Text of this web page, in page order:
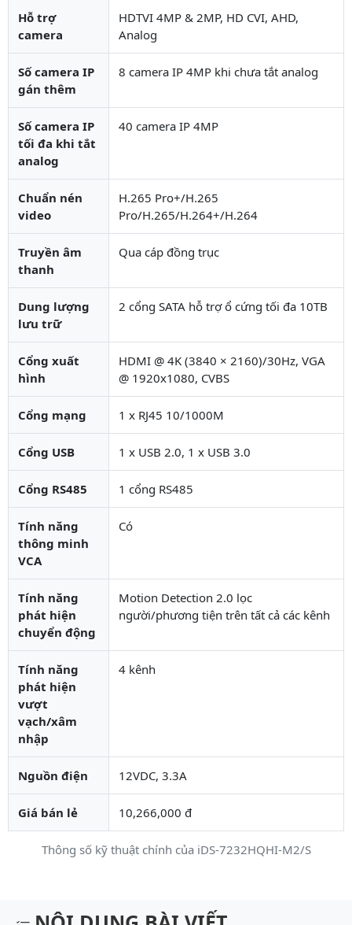
Thông số kỹ thuật chính của iDS-7232HQHI-M2/S
Hỗ trợ
camera
HDTVI 4MP & 2MP, HD CVI, AHD,
Analog
Số camera IP
gán thêm
8 camera IP 4MP khi chưa tắt analog
Số camera IP
tối đa khi tắt
analog
40 camera IP 4MP
Chuẩn nén
video
H.265 Pro+/H.265
Pro/H.265/H.264+/H.264
Truyền âm
thanh
Qua cáp đồng trục
Dung lượng
lưu trữ
2 cổng SATA hỗ trợ ổ cứng tối đa 10TB
Cổng xuất
hình
HDMI @ 4K (3840 × 2160)/30Hz, VGA
@ 1920x1080, CVBS
Cổng mạng 1 x RJ45 10/1000M
Cổng USB 1 x USB 2.0, 1 x USB 3.0
Cổng RS485 1 cổng RS485
Tính năng
thông minh
VCA
Có
Tính năng
phát hiện
chuyển động
Motion Detection 2.0 lọc
người/phương tiện trên tất cả các kênh
Tính năng
phát hiện
vượt
vạch/xâm
nhập
4 kênh
Nguồn điện 12VDC, 3.3A
Giá bán lẻ 10,266,000 đ
Mô tả chi tiết sản phẩm